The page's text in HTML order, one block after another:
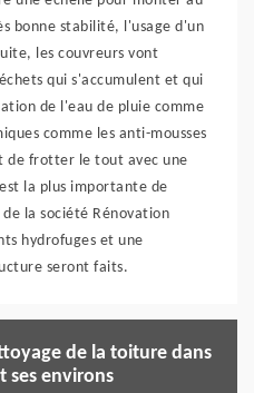
bonne stabilité, l'usage d'un
les couvreurs vont
qui s'accumulent et qui
de l'eau de pluie comme
comme les anti-mousses
de frotter le tout avec une
la plus importante de
la société Rénovation
hydrofuges et une
seront faits.
de la toiture dans
ses environs